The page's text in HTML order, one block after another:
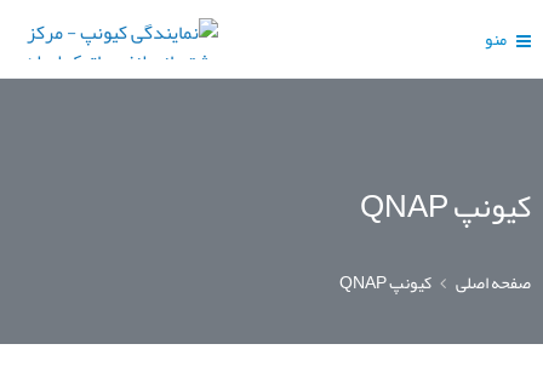
منو
کیونپ QNAP
صفحه اصلی کیونپ QNAP